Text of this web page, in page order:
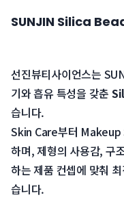
SUNJIN Silica
선진뷰티사이언스는
기와 흡유 특성을 갖춘
습니다.
Skin Care부터
하며, 제형의 사용감, 구
하는 제품 컨셉에 맞춰
습니다.